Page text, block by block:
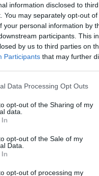
information disclosed to
You may separately opt-out
your personal information by
participants. This
by us to third parties on
Participants that may further
that this website/app uses one
your visit or usage behaviour.
consent to Google and its
for below specified purposes
Data Processing Opt Outs
opt-out of the Sharing of my
data.
opt-out of the Sale of my
Data.
opt-out of processing my
VAGY
is ezt tolja... Nagyon